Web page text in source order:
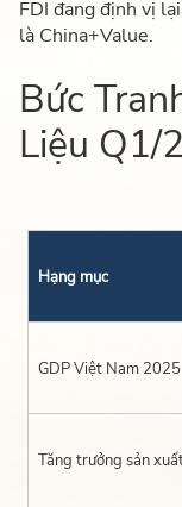
FDI đang định vị
là China+Value.
Bức
Liệu Q1/
Hạng mục
GDP Việt Nam 2025
Tăng trưởng sản